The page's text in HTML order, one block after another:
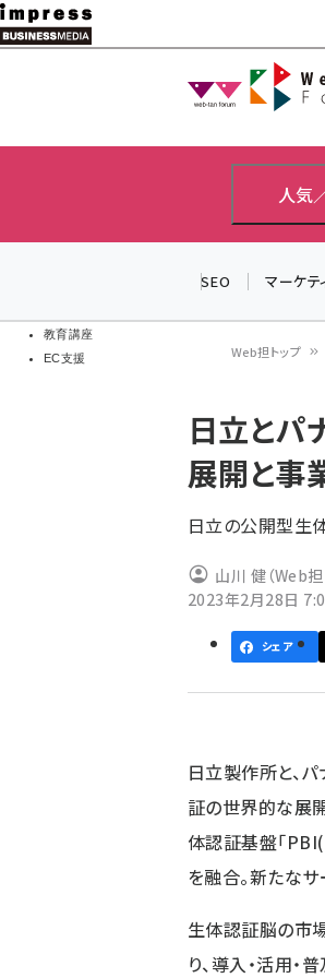
メ
イ
教育講座
EC支援
人気
SEO マーケテ
ン
く
ず
Web担トップ
日立とパ
展開と事
日立の公開型生
山川 健（Web担
2023年2月28日
シェア
日立製作所と、
証の世界的な展
体認証基盤「
を融合。新たな
生体認証脳の市
り、導入・活用